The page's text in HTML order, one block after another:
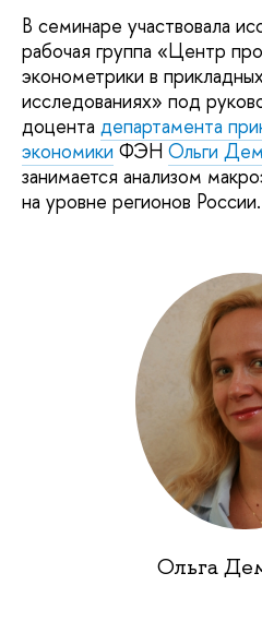
В семинаре участвовала
рабочая группа «Центр
эконометрики в
исследованиях» под
доцента департамента
экономики ФЭН Ольги
занимается анализом
на уровне регионов России.
Ольга